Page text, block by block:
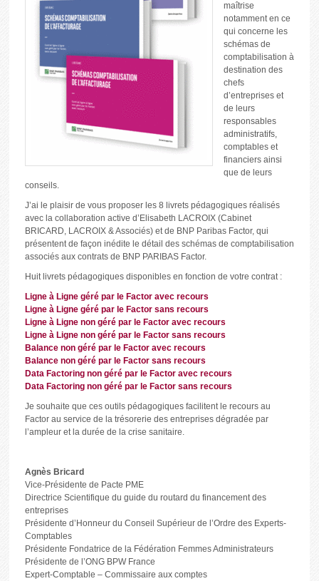
maîtrise
notamment en ce
qui concerne les
schémas de
comptabilisation à
destination des
chefs
d’entreprises et
de leurs
responsables
administratifs,
comptables et
financiers ainsi
que de leurs
conseils.
J’ai le plaisir de vous proposer les 8 livrets pédagogiques réalisés
avec la collaboration active d’Elisabeth LACROIX (Cabinet
BRICARD, LACROIX & Associés) et de BNP Paribas Factor, qui
présentent de façon inédite le détail des schémas de comptabilisation
associés aux contrats de BNP PARIBAS Factor.
Huit livrets pédagogiques disponibles en fonction de votre contrat :
Ligne à Ligne géré par le Factor avec recours
Ligne à Ligne géré par le Factor sans recours
Ligne à Ligne non géré par le Factor avec recours
Ligne à Ligne non géré par le Factor sans recours
Balance non géré par le Factor avec recours
Balance non géré par le Factor sans recours
Data Factoring non géré par le Factor avec recours
Data Factoring non géré par le Factor sans recours
Je souhaite que ces outils pédagogiques facilitent le recours au
Factor au service de la trésorerie des entreprises dégradée par
l’ampleur et la durée de la crise sanitaire.
Agnès Bricard
Vice-Présidente de Pacte PME
Directrice Scientifique du guide du routard du financement des
entreprises
Présidente d’Honneur du Conseil Supérieur de l’Ordre des Experts-
Comptables
Présidente Fondatrice de la Fédération Femmes Administrateurs
Présidente de l’ONG BPW France
Expert-Comptable – Commissaire aux comptes